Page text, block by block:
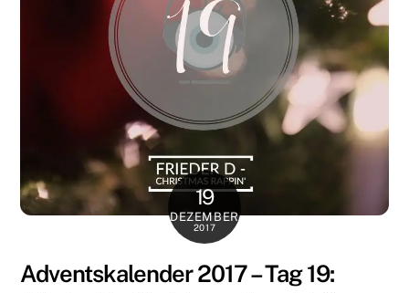
19
DEZEMBER
2017
Adventskalender 2017 – Tag 19: